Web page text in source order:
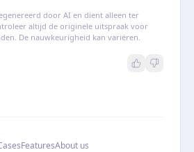
door AI en dient alleen ter
altijd de originele uitspraak voor
De nauwkeurigheid kan variëren.
FeaturesAbout us